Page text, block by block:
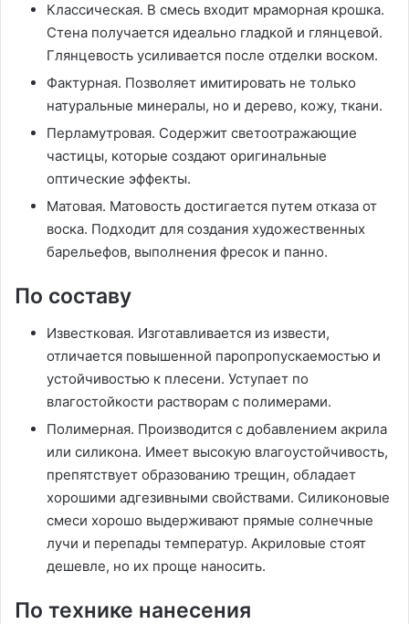
Классическая. В смесь входит мраморная крошка.
Стена получается идеально гладкой и глянцевой.
Глянцевость усиливается после отделки воском.
Фактурная. Позволяет имитировать не только
натуральные минералы, но и дерево, кожу, ткани.
Перламутровая. Содержит светоотражающие
частицы, которые создают оригинальные
оптические эффекты.
Матовая. Матовость достигается путем отказа от
воска. Подходит для создания художественных
барельефов, выполнения фресок и панно.
По составу
Известковая. Изготавливается из извести,
отличается повышенной паропропускаемостью и
устойчивостью к плесени. Уступает по
влагостойкости растворам с полимерами.
Полимерная. Производится с добавлением акрила
или силикона. Имеет высокую влагоустойчивость,
препятствует образованию трещин, обладает
хорошими адгезивными свойствами. Силиконовые
смеси хорошо выдерживают прямые солнечные
лучи и перепады температур. Акриловые стоят
дешевле, но их проще наносить.
По технике нанесения